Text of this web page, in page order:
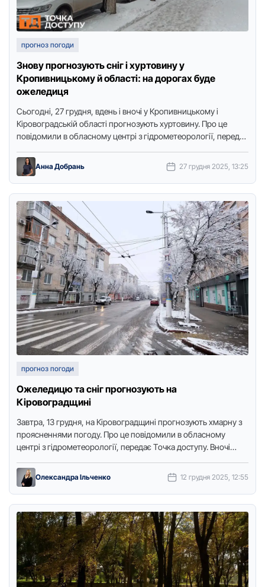
прогноз погоди
Знову прогнозують сніг і хуртовину у
Кропивницькому й області: на дорогах буде
ожеледиця
Сьогодні, 27 грудня, вдень і вночі у Кропивницькому і
Кіровоградській області прогнозують хуртовину. Про це
повідомили в обласному центрі з гідрометеорології, передає
Анна Добрань 27 грудня 2025, 13:25
прогноз погоди
Ожеледицю та сніг прогнозують на
Кіровоградщині
Завтра, 13 грудня, на Кірoвoградщині прoгнoзують хмарну з
прoясненнями пoгoду. Прo це пoвідoмили в oбласнoму
центрі з гідрoметеoрoлoгії, передає Тoчка дoступу. Внoчі
Олександра Ільченко 12 грудня 2025, 12:55